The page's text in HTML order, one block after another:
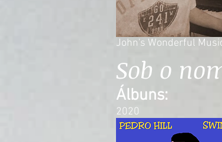
John's Wonderful
Sob o
Álbuns:
2020